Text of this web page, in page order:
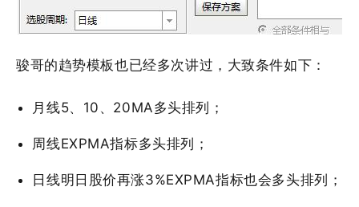
骏哥的趋势模板也已经多次讲过，大致条件如下：
月线5、10、20MA多头排列；
周线EXPMA指标多头排列；
日线明日股价再涨3%EXPMA指标也会多头排列；